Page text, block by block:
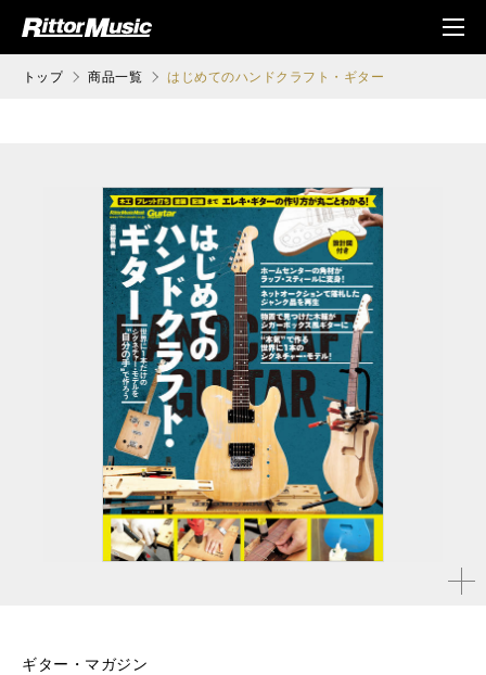
ジック (Rittor Musi
メニ
ュ
トップ 商品一覧 はじめてのハンドクラフト・ギター
拡大す
ギター・マガジン